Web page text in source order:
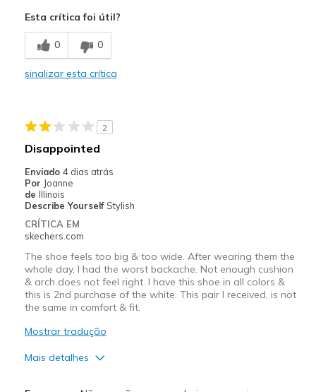
Comfortable
Durable
Casual Wear
Width
Sizing
Feels true to size
View On Shoes
Esta crítica foi útil?
0 0
sinalizar esta crítica
2
Disappointed
Enviado 4 dias atrás
Por Joanne
de Illinois
Describe Yourself Stylish
CRÍTICA EM
skechers.com
The shoe feels too big & too wide. After wearing them the
whole day, I had the worst backache. Not enough cushion
& arch does not feel right. I have this shoe in all colors &
this is 2nd purchase of the white. This pair I received, is not
the same in comfort & fit.
Mostrar tradução
Mais detalhes